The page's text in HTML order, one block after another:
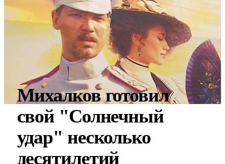
Михалков готовил
свой "Солнечный
удар" несколько
десятилетий